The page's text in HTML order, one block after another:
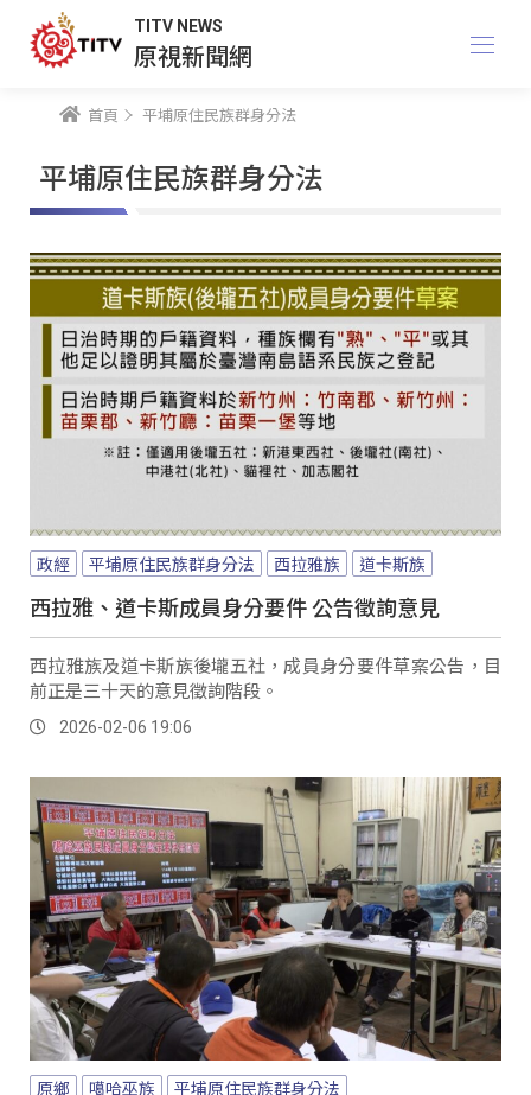
TITV NEWS
原視新聞網
首頁 平埔原住民族群身分法
平埔原住民族群身分法
政經 平埔原住民族群身分法 西拉雅族 道卡斯族
西拉雅、道卡斯成員身分要件 公告徵詢意見
西拉雅族及道卡斯族後壠五社，成員身分要件草案公告，目
前正是三十天的意見徵詢階段。
2026-02-06 19:06
原鄉 噶哈巫族 平埔原住民族群身分法